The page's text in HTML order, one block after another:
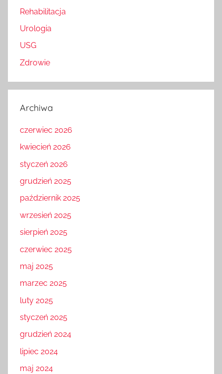
Rehabilitacja
Urologia
USG
Zdrowie
Archiwa
czerwiec 2026
kwiecień 2026
styczeń 2026
grudzień 2025
październik 2025
wrzesień 2025
sierpień 2025
czerwiec 2025
maj 2025
marzec 2025
luty 2025
styczeń 2025
grudzień 2024
lipiec 2024
maj 2024